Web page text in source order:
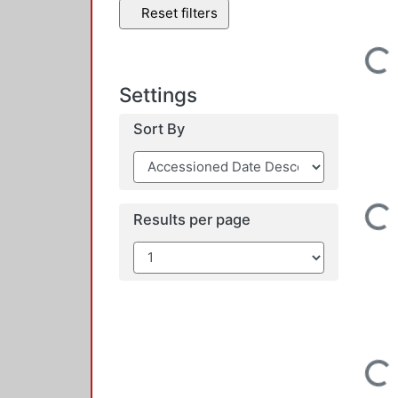
Reset filters
Settings
Sort By
Results per page
Loading...
Loading...